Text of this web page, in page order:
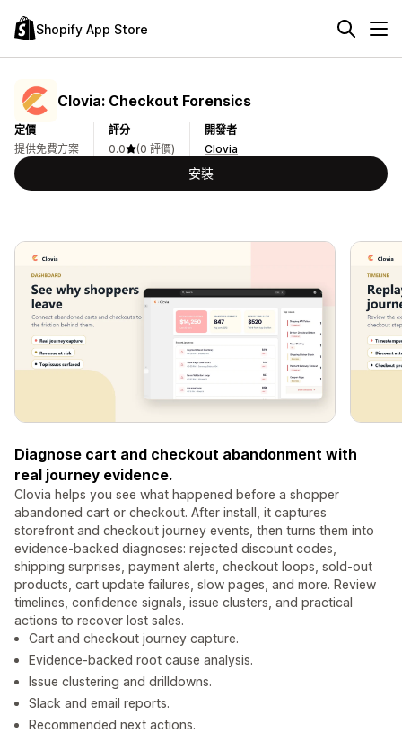
Shopify App Store
Clovia: Checkout Forensics
定價
提供免費方案
評分
0.0
(0 評價)
開發者
Clovia
安裝
Diagnose cart and checkout abandonment with
real journey evidence.
Clovia helps you see what happened before a shopper
abandoned cart or checkout. After install, it captures
storefront and checkout journey events, then turns them into
evidence-backed diagnoses: rejected discount codes,
shipping surprises, payment alerts, checkout loops, sold-out
products, cart update failures, slow pages, and more. Review
timelines, confidence signals, issue clusters, and practical
actions to recover lost sales.
Cart and checkout journey capture.
Evidence-backed root cause analysis.
Issue clustering and drilldowns.
Slack and email reports.
Recommended next actions.